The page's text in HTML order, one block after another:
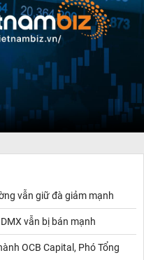
vẫn giữ đà giảm mạnh
vẫn bị bán mạnh
OCB Capital, Phó Tổng